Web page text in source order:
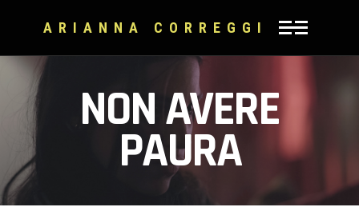
ARIANNA CORREGGI
NON AVERE
PAURA